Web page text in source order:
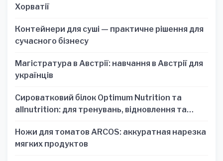
Хорватії
Контейнери для суші — практичне рішення для
сучасного бізнесу
Магістратура в Австрії: навчання в Австрії для
українців
Сироватковий білок Optimum Nutrition та
allnutrition: для тренувань, відновлення та
Ножи для томатов ARCOS: аккуратная нарезка
мягких продуктов